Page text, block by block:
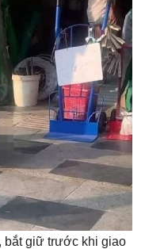
giữ trước khi giao